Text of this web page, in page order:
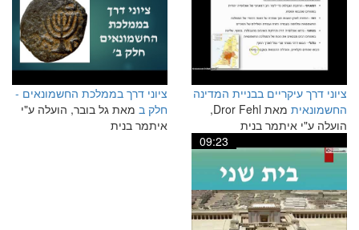
ציוני דרך עיקריים בבניית המדינה
החשמונאית
מאת Dror Fehl,
הועלה ע"י איתמר בנית
ציוני דרך בממלכת החשמונאים -
חלק ב מאת גל בובר, הועלה ע"י
איתמר בנית
09:23